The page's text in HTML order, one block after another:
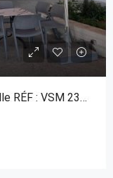
Superbe Snak À Vendre Au Centre Ville RÉF : VSM 232AG